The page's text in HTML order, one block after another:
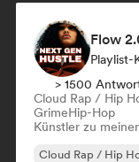
Flow
Playlist-
> 1500
Cloud Rap / Hip
GrimeHip-Hop
Künstler zu
Cloud Rap / Hip